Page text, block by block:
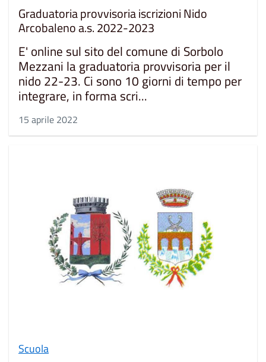
Graduatoria provvisoria iscrizioni Nido
Arcobaleno a.s. 2022-2023
E' online sul sito del comune di Sorbolo
Mezzani la graduatoria provvisoria per il
nido 22-23. Ci sono 10 giorni di tempo per
integrare, in forma scri...
15 aprile 2022
Scuola